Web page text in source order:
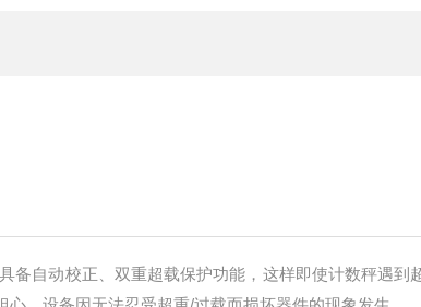
备自动校正、双重超载保护功能，这样即使计数秤遇到